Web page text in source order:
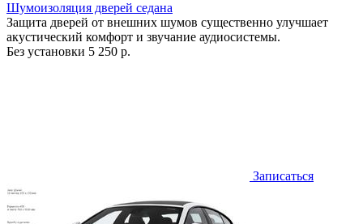
Шумоизоляция дверей седана
Защита дверей от внешних шумов существенно улучшает
акустический комфорт и звучание аудиосистемы.
Без установки 5 250 р.
Записаться